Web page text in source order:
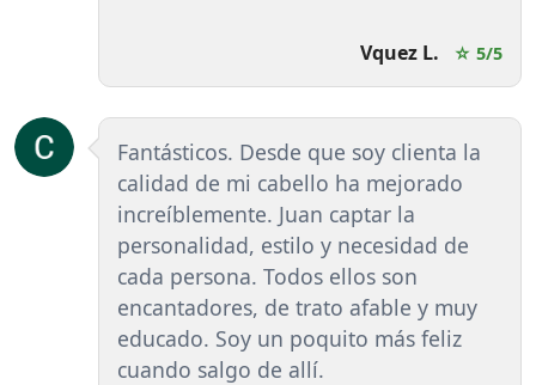
Vquez L. ☆ 5/5
Fantásticos. Desde que soy clienta la
calidad de mi cabello ha mejorado
increíblemente. Juan captar la
personalidad, estilo y necesidad de
cada persona. Todos ellos son
encantadores, de trato afable y muy
educado. Soy un poquito más feliz
cuando salgo de allí.